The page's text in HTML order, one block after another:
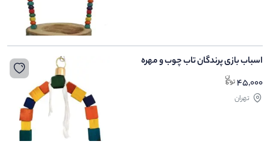
اسباب بازی پرندگان تاب چوب و مهره
45,000
تهران